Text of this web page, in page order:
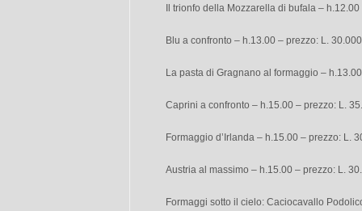
Il trionfo della Mozzarella di bufala –
Blu a confronto – h.13.00 – prezzo: L. 30.000
La pasta di Gragnano al formaggio –
Caprini a confronto – h.15.00 – prezzo: L.
Formaggio d’Irlanda – h.15.00 – prezzo: L.
Austria al massimo – h.15.00 – prezzo: L.
Formaggi sotto il cielo: Caciocavallo